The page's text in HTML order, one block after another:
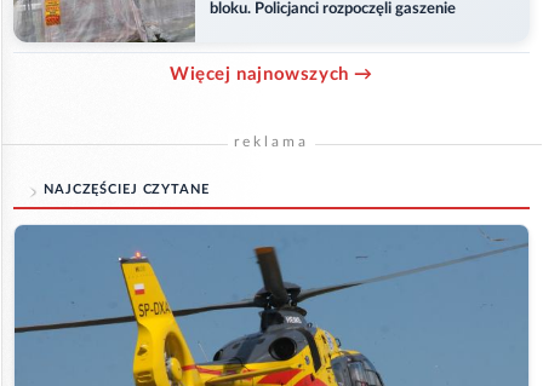
bloku. Policjanci rozpoczęli gaszenie
Więcej najnowszych →
reklama
NAJCZĘŚCIEJ CZYTANE